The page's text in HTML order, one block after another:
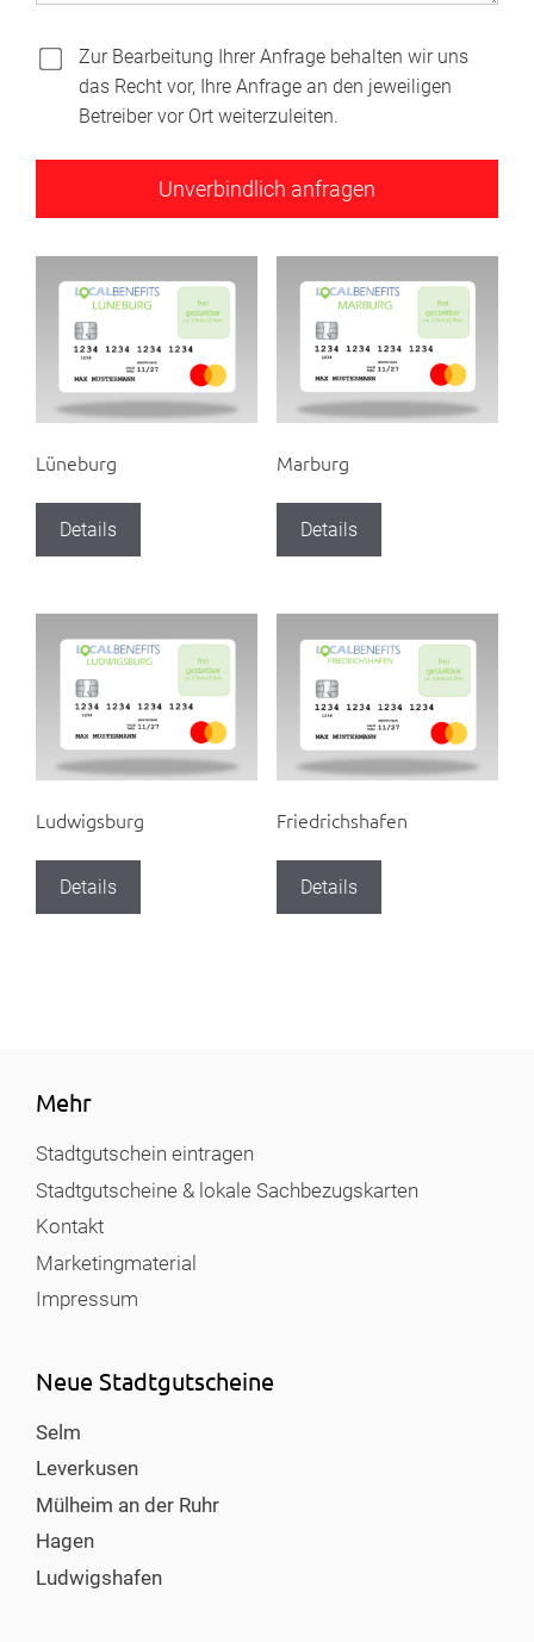
Zur Bearbeitung Ihrer Anfrage behalten wir uns
das Recht vor, Ihre Anfrage an den jeweiligen
Betreiber vor Ort weiterzuleiten.
Lüneburg
Details
Marburg
Details
Ludwigsburg
Details
Friedrichshafen
Details
Mehr
Stadtgutschein eintragen
Stadtgutscheine & lokale Sachbezugskarten
Kontakt
Marketingmaterial
Impressum
Neue Stadtgutscheine
Selm
Leverkusen
Mülheim an der Ruhr
Hagen
Ludwigshafen